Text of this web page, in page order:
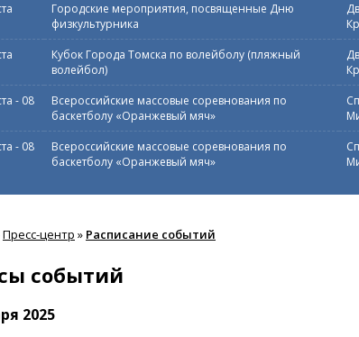
Городские мероприятия, посвященные Дню
физкультурника
Кубок Города Томска по волейболу (пляжный
волейбол)
- 08
Всероссийские массовые соревнования по
баскетболу «Оранжевый мяч»
- 08
Всероссийские массовые соревнования по
баскетболу «Оранжевый мяч»
Пресс-центр » Расписание событий
событий
2025